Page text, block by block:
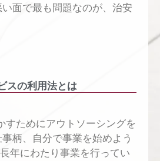
面で最も問題なのが、治安
スの利用法とは
すためにアウトソーシングを
柄、自分で事業を始めよう
年にわたり事業を行ってい